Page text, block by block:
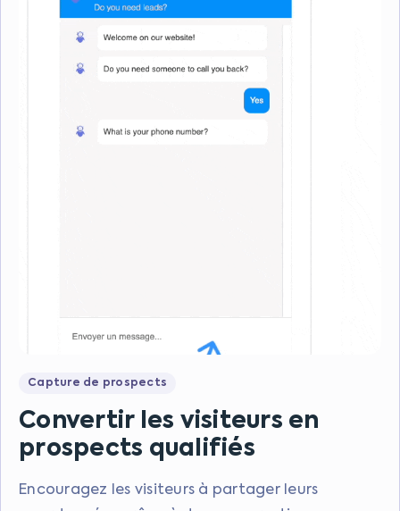
Capture de prospects
Convertir les visiteurs en
prospects qualifiés
Encouragez les visiteurs à partager leurs